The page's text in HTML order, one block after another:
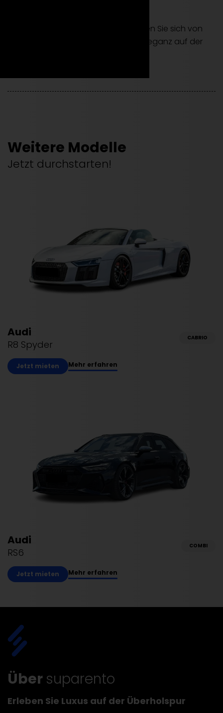
Mieten Sie den Audi R8 Plus und lassen Sie sich von
einer Symphonie aus Leistung und Eleganz auf der
Weitere Modelle
Jetzt durchstarten!
Audi
R8 Spyder
CABRIO
Jetzt mieten Mehr erfahren
Audi
RS6
COMBI
Jetzt mieten Mehr erfahren
Über suparento
Erleben Sie Luxus auf der Überholspur